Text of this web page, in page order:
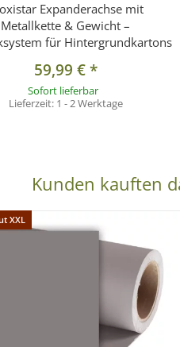
Expanderachse mit
Metallkette & Gewicht –
für Hintergrundkartons
59,99 €*
Sofort lieferbar
Lieferzeit: 1 - 2 Werktage
Kunden kauften
XXL